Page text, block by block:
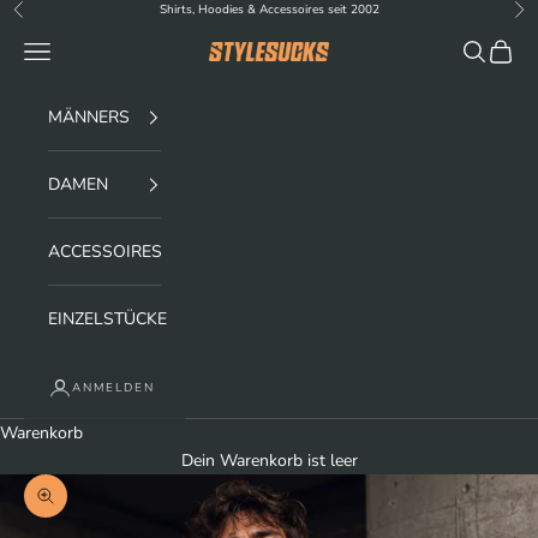
Zum Inhalt springen
Zurück Shirts, Hoodies & Accessoires seit 2002 Vor
stylesucks
Menü Suchen
MÄNNERS
DAMEN
ACCESSOIRES
EINZELSTÜCKE
ANMELDEN
Warenkorb
Dein Warenkorb ist leer
Bild vergrößern